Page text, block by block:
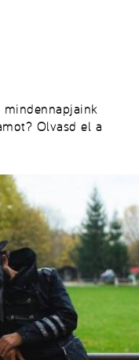
Olvasd el a